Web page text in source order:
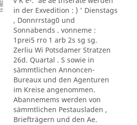
in der Exvedition : ) ' Dienstags
, Donnrrstag0 und
Sonnabends . vonneme :
1prei5 rro 1 arb 2s sg sg.
Zerliu Wi Potsdamer Stratzen
26d. Quartal . S sowie in
sämmtlichen Annoncen-
Bureaux und den Agenturen
im Kreise angenommen.
Abannemems werden von
sämmtlichen Pestausladen ,
Briefträgern und den Ae.